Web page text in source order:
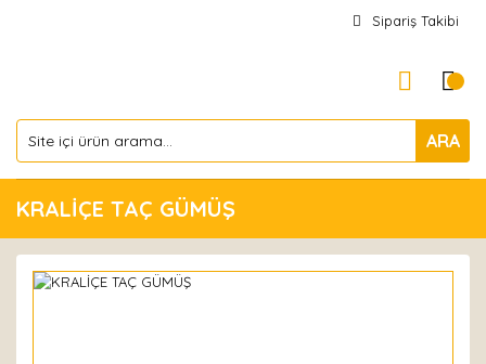
Sipariş Takibi
ARA
KRALİÇE TAÇ GÜMÜŞ